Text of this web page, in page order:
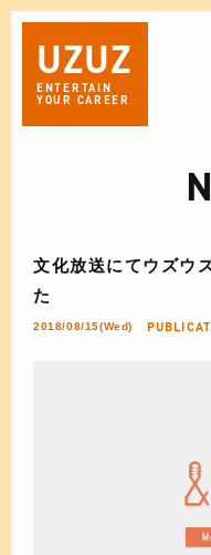
UZUZ
ENTERTAIN
YOUR CAREER
文化放送にてウズウ
た
2018/08/15(Wed)